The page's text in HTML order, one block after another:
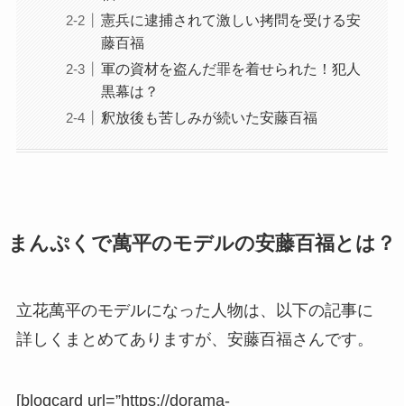
憲兵に逮捕されて激しい拷問を受ける安
藤百福
軍の資材を盗んだ罪を着せられた！犯人
黒幕は？
釈放後も苦しみが続いた安藤百福
まんぷくで萬平のモデルの安藤百福とは？
立花萬平のモデルになった人物は、以下の記事に
詳しくまとめてありますが、安藤百福さんです。
[blogcard url=”https://dorama-